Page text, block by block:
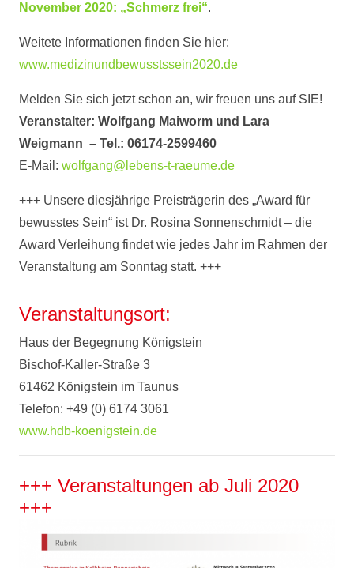
November 2020: „Schmerz frei“.
Weitete Informationen finden Sie hier:
www.medizinundbewusstssein2020.de
Melden Sie sich jetzt schon an, wir freuen uns auf SIE!
Veranstalter: Wolfgang Maiworm und Lara
Weigmann – Tel.: 06174-2599460
E-Mail: wolfgang@lebens-t-raeume.de
+++ Unsere diesjährige Preisträgerin des „Award für
bewusstes Sein“ ist Dr. Rosina Sonnenschmidt – die
Award Verleihung findet wie jedes Jahr im Rahmen der
Veranstaltung am Sonntag statt. +++
Veranstaltungsort:
Haus der Begegnung Königstein
Bischof-Kaller-Straße 3
61462 Königstein im Taunus
Telefon: +49 (0) 6174 3061
www.hdb-koenigstein.de
+++ Veranstaltungen ab Juli 2020
+++